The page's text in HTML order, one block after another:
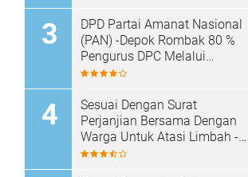
SISTEM PENGELOLAAN
SAMPAH BARU
DPD Partai Amanat Nasional
(PAN) -Depok Rombak 80 %
Pengurus DPC Melalui
Muscab "
Sesuai Dengan Surat
Perjanjian Bersama Dengan
Warga Untuk Atasi Limbah -
Pabrik Aci Giat Perbaiki Kobak